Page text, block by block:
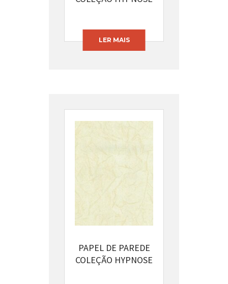
LER MAIS
PAPEL DE PAREDE
COLEÇÃO HYPNOSE